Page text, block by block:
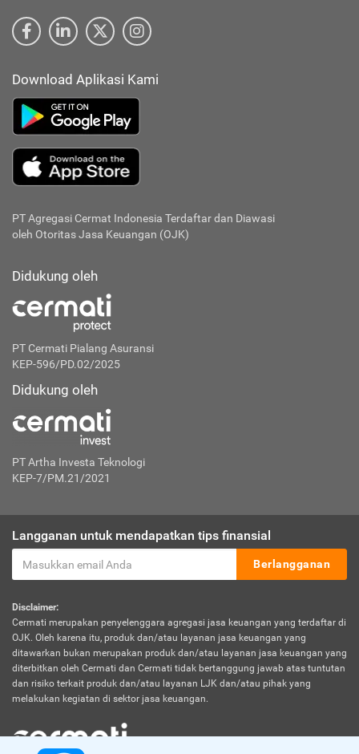
Download Aplikasi Kami
PT Agregasi Cermat Indonesia Terdaftar dan Diawasi
oleh Otoritas Jasa Keuangan (OJK)
Didukung oleh
PT Cermati Pialang Asuransi
KEP-596/PD.02/2025
Didukung oleh
PT Artha Investa Teknologi
KEP-7/PM.21/2021
Langganan untuk mendapatkan tips finansial
Berlangganan
Disclaimer:
Cermati merupakan penyelenggara agregasi jasa keuangan yang terdaftar di
OJK. Oleh karena itu, produk dan/atau layanan jasa keuangan yang
ditawarkan bukan merupakan produk dan/atau layanan jasa keuangan yang
diterbitkan oleh Cermati dan Cermati tidak bertanggung jawab atas tuntutan
dan risiko terkait produk dan/atau layanan LJK dan/atau pihak yang
melakukan kegiatan di sektor jasa keuangan.